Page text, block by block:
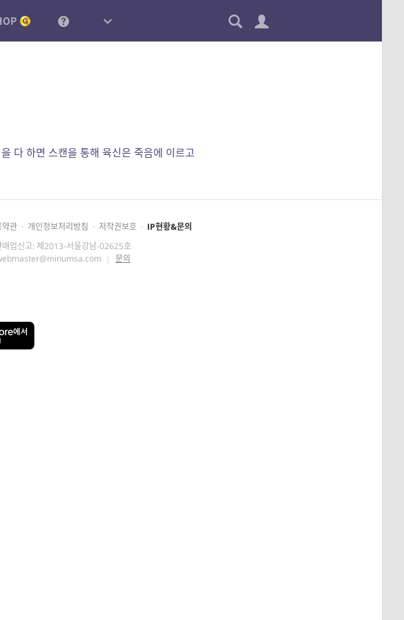
다 하면 스캔을 통해 육신은 죽음에 이르고
관 · 개인정보처리방침 · 저작권보호 · IP현황&문의
매업신고: 제2013-서울강남-02625호
| 문의